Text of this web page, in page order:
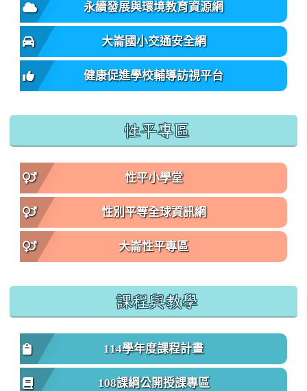
永續發展與環境教育資源網
大崙國小交通安全網
健康促進學校輔導訪視平台
性平專區
性平小學堂
性別平等全球資訊網
大崙性平專區
課程與教學
114學年度課程計畫
108課綱公開授課專區